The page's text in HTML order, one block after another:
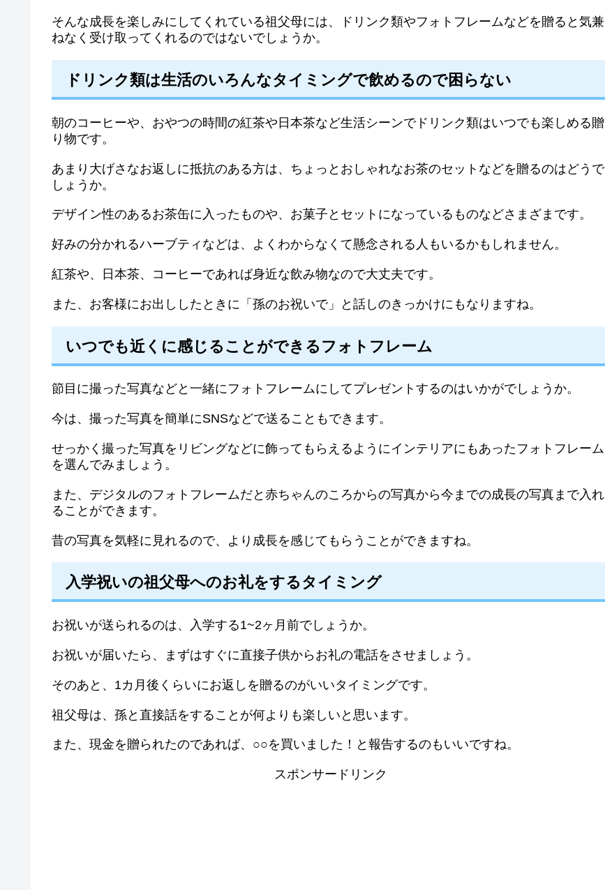
そんな成長を楽しみにしてくれている祖父母には、ドリンク類やフォトフレームなどを贈ると気兼
ねなく受け取ってくれるのではないでしょうか。
ドリンク類は生活のいろんなタイミングで飲めるので困らない
朝のコーヒーや、おやつの時間の紅茶や日本茶など生活シーンでドリンク類はいつでも楽しめる贈
り物です。
あまり大げさなお返しに抵抗のある方は、ちょっとおしゃれなお茶のセットなどを贈るのはどうで
しょうか。
デザイン性のあるお茶缶に入ったものや、お菓子とセットになっているものなどさまざまです。
好みの分かれるハーブティなどは、よくわからなくて懸念される人もいるかもしれません。
紅茶や、日本茶、コーヒーであれば身近な飲み物なので大丈夫です。
また、お客様にお出ししたときに「孫のお祝いで」と話しのきっかけにもなりますね。
いつでも近くに感じることができるフォトフレーム
節目に撮った写真などと一緒にフォトフレームにしてプレゼントするのはいかがでしょうか。
今は、撮った写真を簡単にSNSなどで送ることもできます。
せっかく撮った写真をリビングなどに飾ってもらえるようにインテリアにもあったフォトフレーム
を選んでみましょう。
また、デジタルのフォトフレームだと赤ちゃんのころからの写真から今までの成長の写真まで入れ
ることができます。
昔の写真を気軽に見れるので、より成長を感じてもらうことができますね。
入学祝いの祖父母へのお礼をするタイミング
お祝いが送られるのは、入学する1~2ヶ月前でしょうか。
お祝いが届いたら、まずはすぐに直接子供からお礼の電話をさせましょう。
そのあと、1カ月後くらいにお返しを贈るのがいいタイミングです。
祖父母は、孫と直接話をすることが何よりも楽しいと思います。
また、現金を贈られたのであれば、○○を買いました！と報告するのもいいですね。
スポンサードリンク